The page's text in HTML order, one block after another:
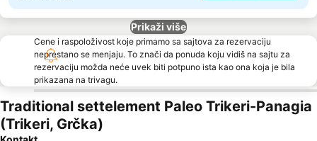
Prikaži više
Cene i raspoloživost koje primamo sa sajtova za rezervaciju
neprestano se menjaju. To znači da ponuda koju vidiš na sajtu za
rezervaciju možda neće uvek biti potpuno ista kao ona koja je bila
prikazana na trivagu.
Traditional settelement Paleo Trikeri-Panagia
(Trikeri, Grčka)